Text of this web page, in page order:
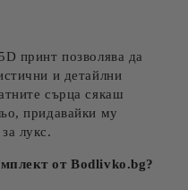
принт позволява да
и детайлни
сърца сякаш
придавайки му
лукс.
от Bodlivko.bg?